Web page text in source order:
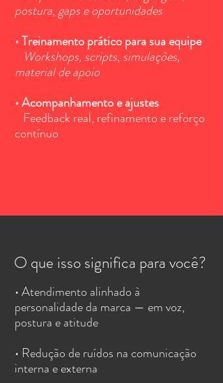
postura, gaps e oportunidades
• Treinamento prático para sua equipe
Workshops, scripts, simulações,
material de apoio
• Acompanhamento e ajustes
Feedback real, refinamento e reforço
contínuo
O que isso significa para você?
• Atendimento alinhado à
personalidade da marca — em voz,
postura e atitude
• Redução de ruídos na comunicação
interna e externa